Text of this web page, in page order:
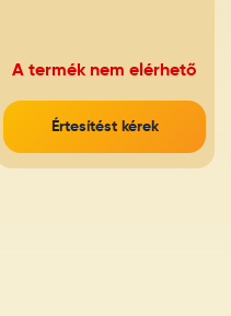
A termék nem elérhető
Értesítést kérek